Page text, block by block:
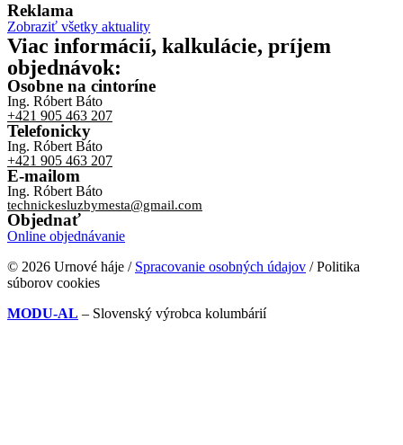
Reklama
Zobraziť všetky aktuality
Viac informácií, kalkulácie, príjem
objednávok:
Osobne na cintoríne
Ing. Róbert Báto
+421 905 463 207
Telefonicky
Ing. Róbert Báto
+421 905 463 207
E-mailom
Ing. Róbert Báto
technickesluzbymesta@gmail.com
Objednať
Online objednávanie
© 2026 Urnové háje / Spracovanie osobných údajov / Politika
súborov cookies
MODU-AL – Slovenský výrobca kolumbárií